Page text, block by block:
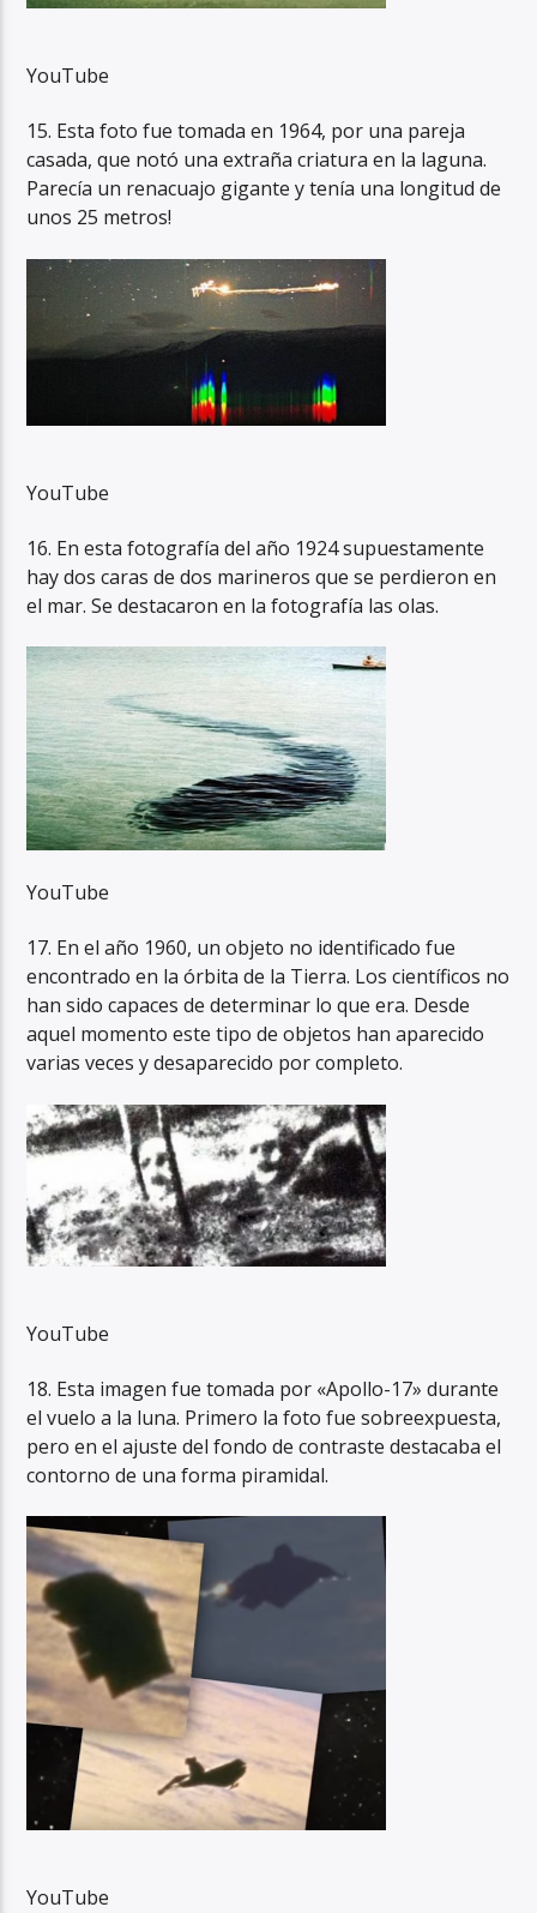
YouTube
15. Esta foto fue tomada en 1964, por una pareja
casada, que notó una extraña criatura en la laguna.
Parecía un renacuajo gigante y tenía una longitud de
unos 25 metros!
YouTube
16. En esta fotografía del año 1924 supuestamente
hay dos caras de dos marineros que se perdieron en
el mar. Se destacaron en la fotografía las olas.
YouTube
17. En el año 1960, un objeto no identificado fue
encontrado en la órbita de la Tierra. Los científicos no
han sido capaces de determinar lo que era. Desde
aquel momento este tipo de objetos han aparecido
varias veces y desaparecido por completo.
YouTube
18. Esta imagen fue tomada por «Apollo-17» durante
el vuelo a la luna. Primero la foto fue sobreexpuesta,
pero en el ajuste del fondo de contraste destacaba el
contorno de una forma piramidal.
YouTube